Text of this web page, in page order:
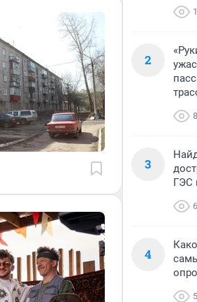
2
3
ГЭС
4